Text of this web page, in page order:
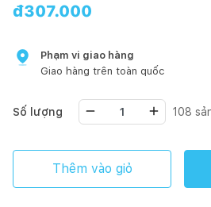
đ307.000
Phạm vi giao hàng
Giao hàng trên toàn quốc
Số lượng 108
Thêm vào giỏ